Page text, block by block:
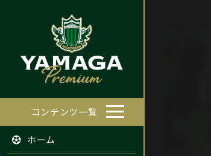
コンテンツ一覧
ホーム